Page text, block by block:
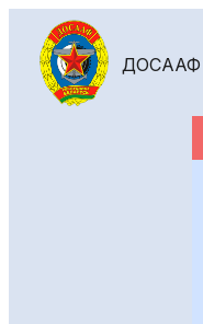
ДОСААФ